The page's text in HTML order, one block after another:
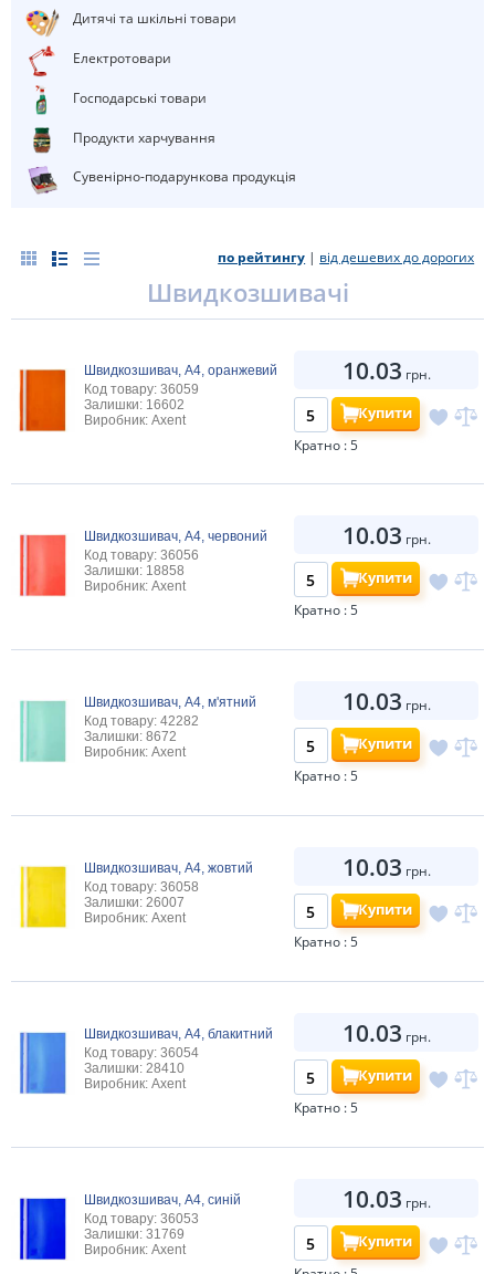
Дитячі та шкільні товари
електротовари
Господарські товари
Продукти харчування
Сувенірно-подарункова продукція
по рейтингу | від дешевих до дорогих
Швидкозшивачі
Швидкозшивач, А4, оранжевий
Код товару: 36059
Залишки: 16602
Виробник: Axent
10.03 грн.
Купити
Кратно : 5
Швидкозшивач, А4, червоний
Код товару: 36056
Залишки: 18858
Виробник: Axent
10.03 грн.
Купити
Кратно : 5
Швидкозшивач, А4, м'ятний
Код товару: 42282
Залишки: 8672
Виробник: Axent
10.03 грн.
Купити
Кратно : 5
Швидкозшивач, А4, жовтий
Код товару: 36058
Залишки: 26007
Виробник: Axent
10.03 грн.
Купити
Кратно : 5
Швидкозшивач, А4, блакитний
Код товару: 36054
Залишки: 28410
Виробник: Axent
10.03 грн.
Купити
Кратно : 5
Швидкозшивач, А4, синій
Код товару: 36053
Залишки: 31769
Виробник: Axent
10.03 грн.
Купити